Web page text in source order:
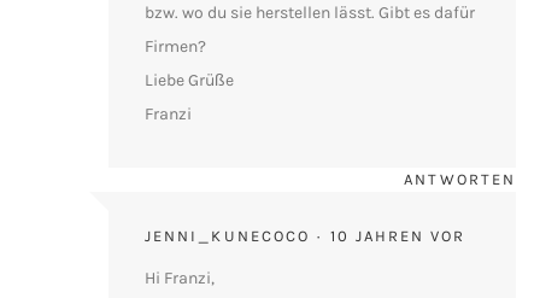
bzw. wo du sie herstellen lässt. Gibt es dafür
Firmen?
Liebe Grüße
Franzi
JENNI_KUNECOCO 10 JAHREN VOR
ANTWORTEN
Hi Franzi,